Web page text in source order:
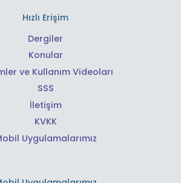
Hızlı Erişim
Dergiler
Konular
ve Kullanım Videoları
SSS
İletişim
KVKK
Uygulamalarımız